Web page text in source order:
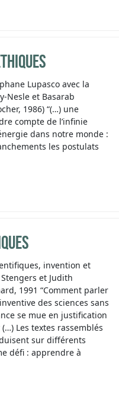
Lupasco avec la
Nesle et Basarab
1986) “(…) une
compte de l’infinie
dans notre monde :
les postulats
invention et
et Judith
1991 “Comment parler
des sciences sans
se mue en justification
Les textes rassemblés
sur différents
défi : apprendre à